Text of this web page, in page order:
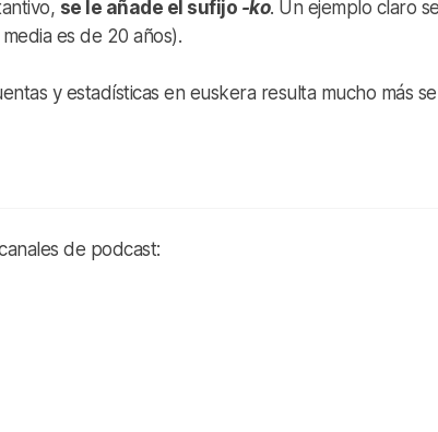
se le añade el sufijo -ko. Un ejemplo claro
es de 20 años).
y estadísticas en euskera resulta mucho más
de podcast: